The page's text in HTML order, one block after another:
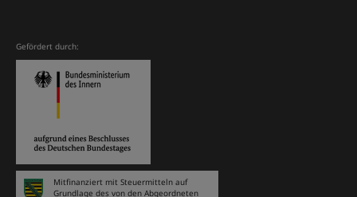
Gefördert durch:
Mitfinanziert mit Steuermitteln auf
Grundlage des von den Abgeordneten